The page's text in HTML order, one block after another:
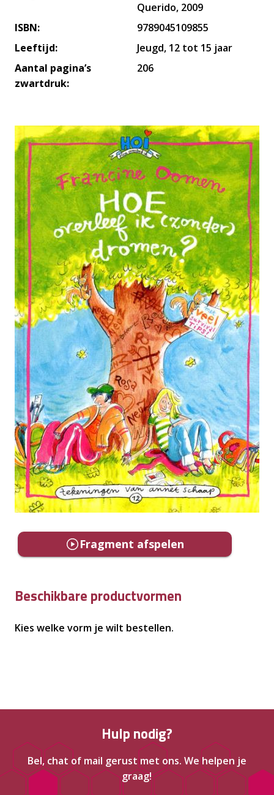
Querido, 2009
ISBN:
9789045109855
Leeftijd:
Jeugd, 12 tot 15 jaar
Aantal pagina’s
zwartdruk:
206
Fragment afspelen
Beschikbare productvormen
Kies welke vorm je wilt bestellen.
Hulp nodig?
Bel, chat of mail gerust met ons. We helpen je
graag!